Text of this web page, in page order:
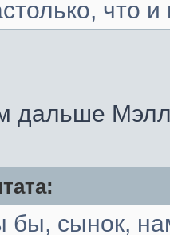
что
дальше
бы, сынок,